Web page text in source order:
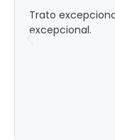
Trato
excepcional.